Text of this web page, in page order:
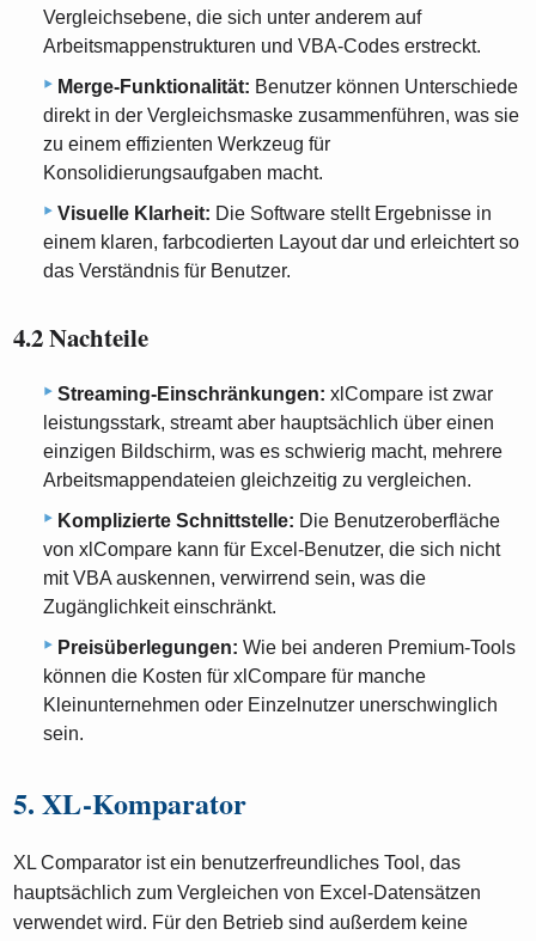
Vergleichsebene, die sich unter anderem auf
Arbeitsmappenstrukturen und VBA-Codes erstreckt.
Merge-Funktionalität: Benutzer können Unterschiede
direkt in der Vergleichsmaske zusammenführen, was sie
zu einem effizienten Werkzeug für
Konsolidierungsaufgaben macht.
Visuelle Klarheit: Die Software stellt Ergebnisse in
einem klaren, farbcodierten Layout dar und erleichtert so
das Verständnis für Benutzer.
4.2 Nachteile
Streaming-Einschränkungen: xlCompare ist zwar
leistungsstark, streamt aber hauptsächlich über einen
einzigen Bildschirm, was es schwierig macht, mehrere
Arbeitsmappendateien gleichzeitig zu vergleichen.
Komplizierte Schnittstelle: Die Benutzeroberfläche
von xlCompare kann für Excel-Benutzer, die sich nicht
mit VBA auskennen, verwirrend sein, was die
Zugänglichkeit einschränkt.
Preisüberlegungen: Wie bei anderen Premium-Tools
können die Kosten für xlCompare für manche
Kleinunternehmen oder Einzelnutzer unerschwinglich
sein.
5. XL-Komparator
XL Comparator ist ein benutzerfreundliches Tool, das
hauptsächlich zum Vergleichen von Excel-Datensätzen
verwendet wird. Für den Betrieb sind außerdem keine